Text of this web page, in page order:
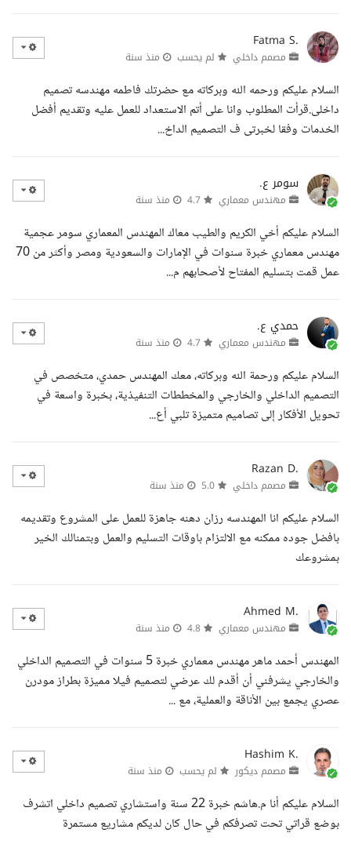
Fatma S.
مصمم داخلي لم يحسب منذ سنة
السلام عليكم ورحمه الله وبركاته مع حضرتك فاطمه مهندسه تصميم
داخلى.قرأت المطلوب وانا على أتم الاستعداد للعمل عليه وتقديم أفضل
الخدمات وفقا لخبرتى ف التصميم الداخ...
سومر ع.
مهندس معماري منذ سنة
السلام عليكم أخي الكريم والطيب معاك المهندس المعماري سومر عجمية
مهندس معماري خبرة سنوات في الإمارات والسعودية ومصر وأكثر من 70
عمل قمت بتسليم المفتاح لأصحابهم م...
حمدي ع.
مهندس معماري منذ سنة
السلام عليكم ورحمة الله وبركاته، معك المهندس حمدي، متخصص في
التصميم الداخلي والخارجي والمخططات التنفيذية، بخبرة واسعة في
تحويل الأفكار إلى تصاميم متميزة تلبي أع...
Razan D.
مصمم داخلي منذ سنة
السلام عليكم انا المهندسه رزان دهنه جاهزة للعمل على المشروع وتقديمه
بافضل جوده ممكنه مع الالتزام باوقات التسليم والعمل وبتمنالك الخير
بمشروعك
Ahmed M.
مهندس معماري منذ سنة
المهندس أحمد ماهر مهندس معماري خبرة 5 سنوات في التصميم الداخلي
والخارجي يشرفني أن أقدم لك عرضي لتصميم فيلا مميزة بطراز مودرن
عصري يجمع بين الأناقة والعملية، مع ...
Hashim K.
مصمم ديكور لم يحسب منذ سنة
السلام عليكم أنا م.هاشم خبرة 22 سنة واستشاري تصميم داخلي اتشرف
بوضع قراتي تحت تصرفكم في حال كان لديكم مشاريع مستمرة